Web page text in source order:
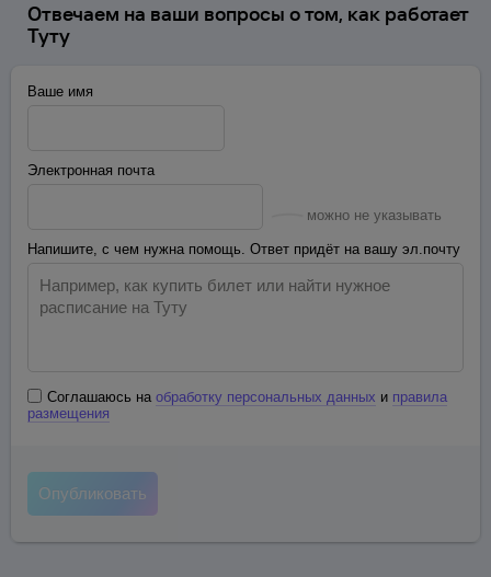
Отвечаем на ваши вопросы о том, как работает
Туту
Ваше имя
Электронная почта
можно не указывать
Напишите, с чем нужна помощь. Ответ придёт на вашу эл.почту
Соглашаюсь на обработку персональных данных и правила
размещения